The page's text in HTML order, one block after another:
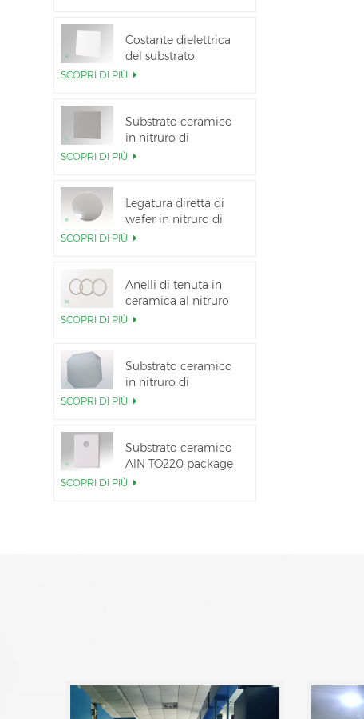
Costante dielettrica
del substrato
ceramico Al2O3 al
SCOPRI DI PIÙ
Substrato ceramico
in nitruro di
alluminio ad alta
SCOPRI DI PIÙ
Legatura diretta di
wafer in nitruro di
alluminio ceramico
SCOPRI DI PIÙ
Anelli di tenuta in
ceramica al nitruro
di alluminio per
SCOPRI DI PIÙ
Substrato ceramico
in nitruro di
alluminio da 12
SCOPRI DI PIÙ
Substrato ceramico
AlN TO220 package
SCOPRI DI PIÙ